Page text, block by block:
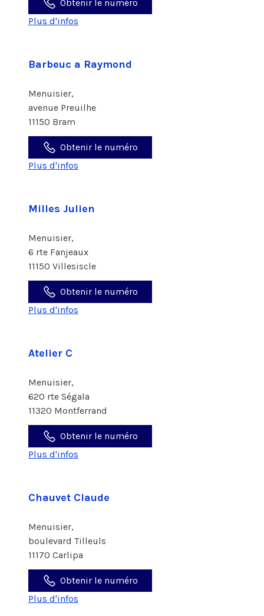
Obtenir le numéro
Plus d'infos
Barbeuc a Raymond
Menuisier,
avenue Preuilhe
11150 Bram
Obtenir le numéro
Plus d'infos
Milles Julien
Menuisier,
6 rte Fanjeaux
11150 Villesiscle
Obtenir le numéro
Plus d'infos
Atelier C
Menuisier,
620 rte Ségala
11320 Montferrand
Obtenir le numéro
Plus d'infos
Chauvet Claude
Menuisier,
boulevard Tilleuls
11170 Carlipa
Obtenir le numéro
Plus d'infos